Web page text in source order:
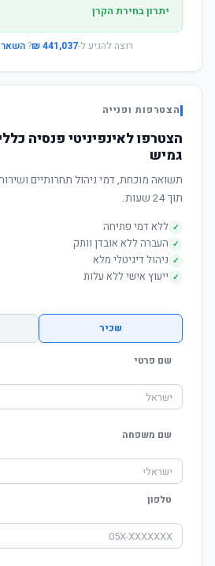
יתרון בחירת הקרן
רוצה להגיע ל-441,037 ₪
?השאר
הצטרפות ופנייה
הצטרפו לאינפיניטי פנסיה
גמיש
תשואה מוכחת, דמי ניהול תחרותיים
תוך 24 שעות.
✓ ללא דמי פתיחה
✓ העברה ללא אובדן וותק
✓ ניהול דיגיטלי מלא
✓ ייעוץ אישי ללא עלות
שכיר
שם פרטי
שם משפחה
טלפון